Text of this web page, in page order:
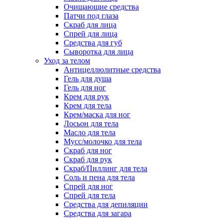
Очищающие средства
Патчи под глаза
Скраб для лица
Спрей для лица
Средства для губ
Сыворотка для лица
Уход за телом
Антицеллюлитные средства
Гель для душа
Гель для ног
Крем для рук
Крем для тела
Крем/маска для ног
Лосьон для тела
Масло для тела
Мусс/молочко для тела
Скраб для ног
Скраб для рук
Скраб/Пиллинг для тела
Соль и пена для тела
Спрей для ног
Спрей для тела
Средства для депиляции
Средства для загара